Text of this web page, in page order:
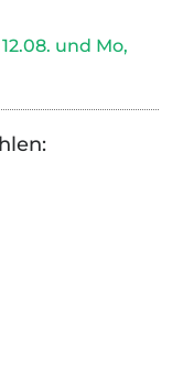
und Mo,